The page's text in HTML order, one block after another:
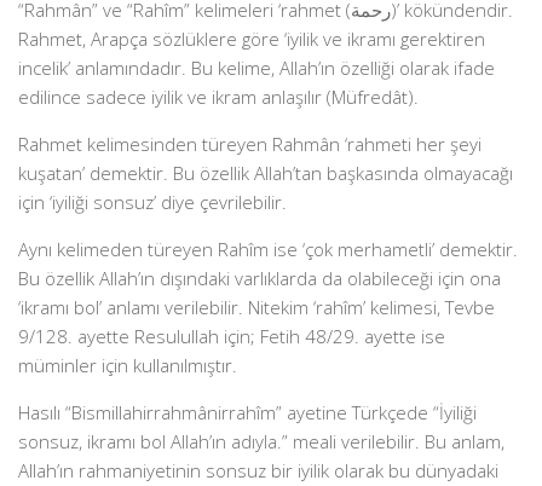
“Rahmân” ve “Rahîm” kelimeleri ‘rahmet (رحمة)’ kökündendir.
Rahmet, Arapça sözlüklere göre ‘iyilik ve ikramı gerektiren
incelik’ anlamındadır. Bu kelime, Allah’ın özelliği olarak ifade
edilince sadece iyilik ve ikram anlaşılır (Müfredât).
Rahmet kelimesinden türeyen Rahmân ‘rahmeti her şeyi
kuşatan’ demektir. Bu özellik Allah’tan başkasında olmayacağı
için ‘iyiliği sonsuz’ diye çevrilebilir.
Aynı kelimeden türeyen Rahîm ise ‘çok merhametli’ demektir.
Bu özellik Allah’ın dışındaki varlıklarda da olabileceği için ona
‘ikramı bol’ anlamı verilebilir. Nitekim ‘rahîm’ kelimesi, Tevbe
9/128. ayette Resulullah için; Fetih 48/29. ayette ise
müminler için kullanılmıştır.
Hasılı “Bismillahirrahmânirrahîm” ayetine Türkçede “İyiliği
sonsuz, ikramı bol Allah’ın adıyla.” meali verilebilir. Bu anlam,
Allah’ın rahmaniyetinin sonsuz bir iyilik olarak bu dünyadaki